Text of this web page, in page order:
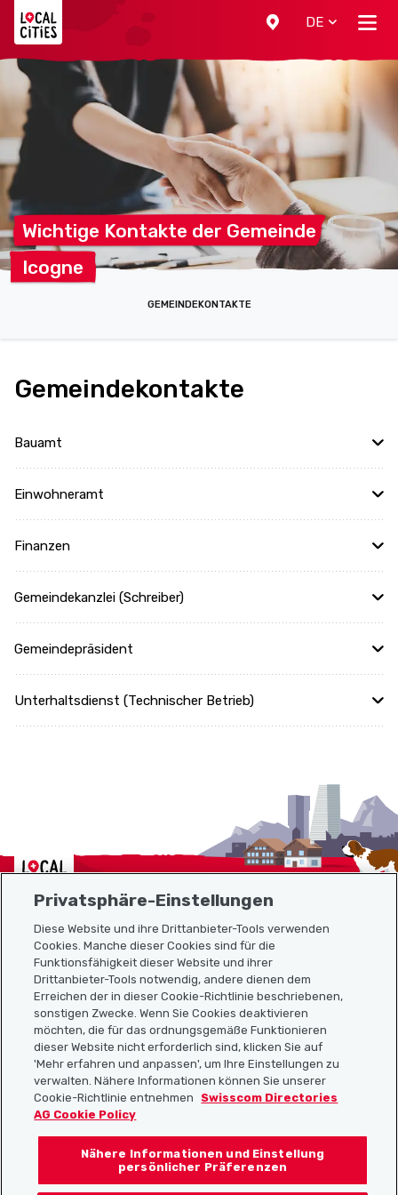
DE
Wichtige Kontakte der Gemeinde
Icogne
GEMEINDEKONTAKTE
Gemeindekontakte
Bauamt
Einwohneramt
Finanzen
Gemeindekanzlei (Schreiber)
Gemeindepräsident
Unterhaltsdienst (Technischer Betrieb)
Localcities
Sitemap
Nützliche Links
Localcities App herunterladen
Folgt uns auf:
Privatsphäre-Einstellungen
Diese Website und ihre Drittanbieter-Tools verwenden
Cookies. Manche dieser Cookies sind für die
Funktionsfähigkeit dieser Website und ihrer
Drittanbieter-Tools notwendig, andere dienen dem
Erreichen der in dieser Cookie-Richtlinie beschriebenen,
sonstigen Zwecke. Wenn Sie Cookies deaktivieren
möchten, die für das ordnungsgemäße Funktionieren
dieser Website nicht erforderlich sind, klicken Sie auf
'Mehr erfahren und anpassen', um Ihre Einstellungen zu
verwalten. Nähere Informationen können Sie unserer
Cookie-Richtlinie entnehmen
Swisscom Directories
AG Cookie Policy
Nähere Informationen und Einstellung
persönlicher Präferenzen